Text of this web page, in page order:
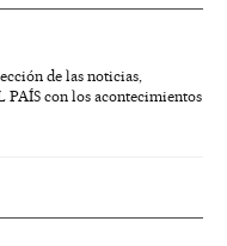
de las noticias,
PAÍS con los acontecimientos